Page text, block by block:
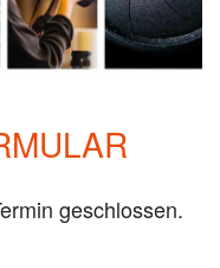
geschlossen.